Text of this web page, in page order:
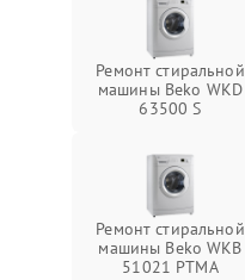
Ремонт стиральной
машины Beko WKD
63500 S
Ремонт стиральной
машины Beko WKB
51021 PTМА